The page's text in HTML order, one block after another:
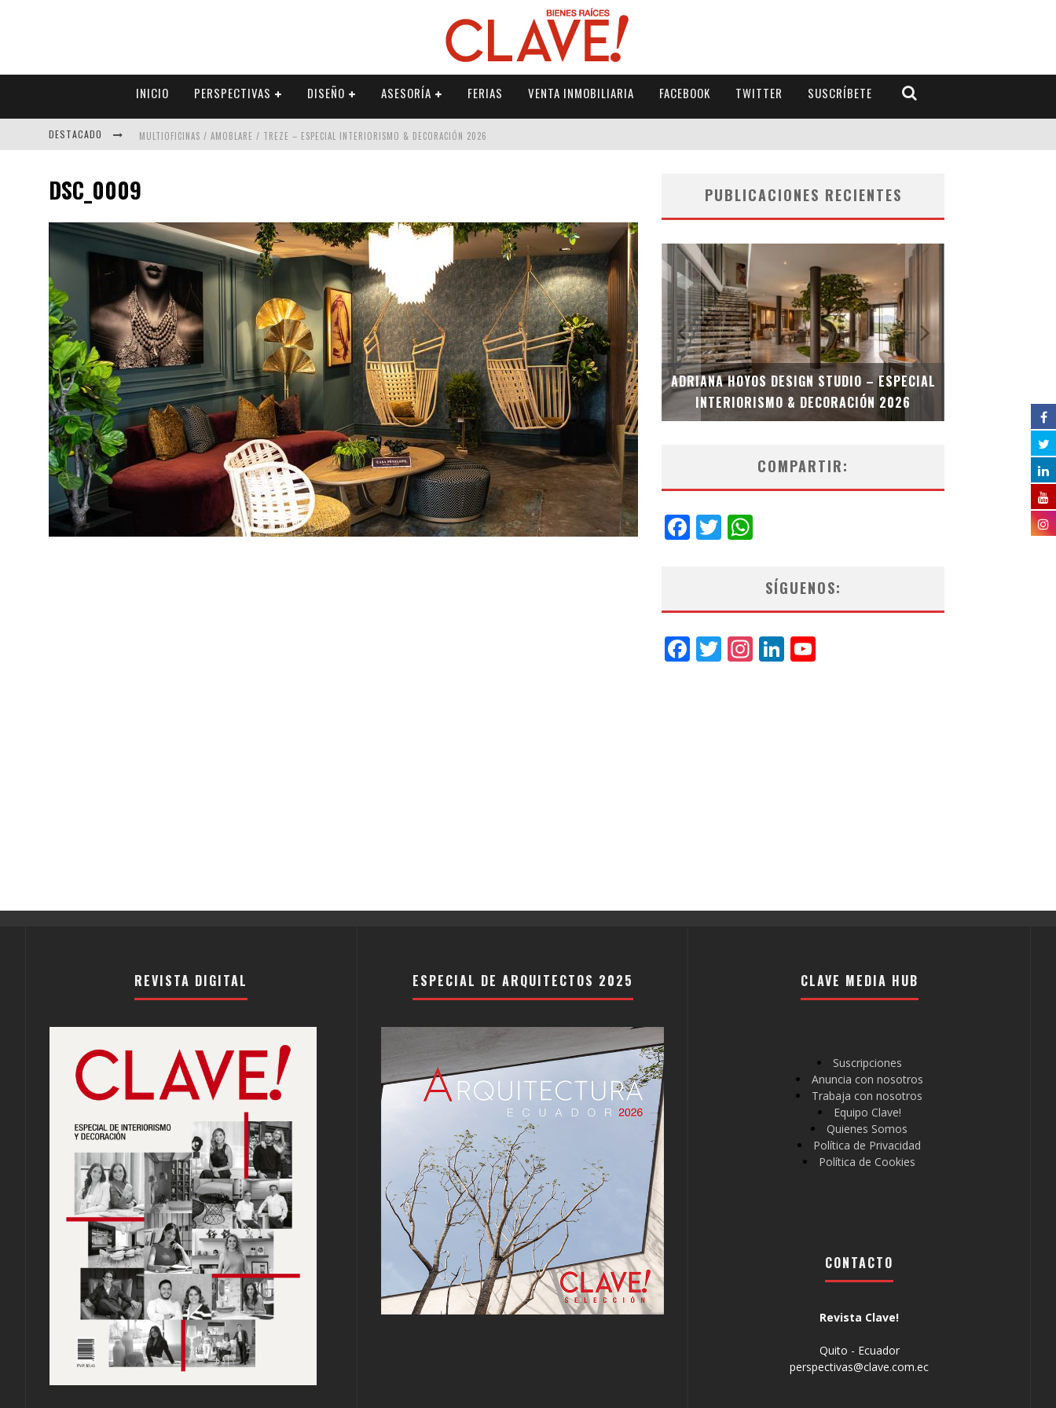
INICIO PERSPECTIVAS DISEÑO ASESORÍA FERIAS VENTA INMOBILIARIA FACEBOOK TWITTER SUSCRÍBETE
DESTACADO MULTIOFICINAS / AMOBLARE / TREZE – ESPECIAL INTERIORISMO & DECORACIÓN 2026
COLINEAL – ESPECIAL INTERIORISMO & DECORACIÓN 2026
ADRIANA HOYOS DESIGN STUDIO – ESPECIAL INTERIORISMO & DECORACIÓN 2026
DSC_0009 PUBLICACIONES RECIENTES
MUBB DESIGN STUDIO – ESPECIAL
INTERIORISMO & DECORACIÓN 2026
ADRIANA HOYOS DESIGN STUDIO – ESPECIAL
INTERIORISMO & DECORACIÓN 2026
COMPARTIR:
Facebook
Twitter
SÍGUENOS:
Facebook
Twitter
Instagram
LinkedIn
REVISTA DIGITAL ESPECIAL DE ARQUITECTOS 2025 CLAVE MEDIA HUB
Suscripciones
Anuncia con nosotros
Trabaja con nosotros
Equipo Clave!
Quienes Somos
Política de Privacidad
Política de Cookies
CONTACTO
Revista Clave!
Quito - Ecuador
perspectivas@clave.com.ec